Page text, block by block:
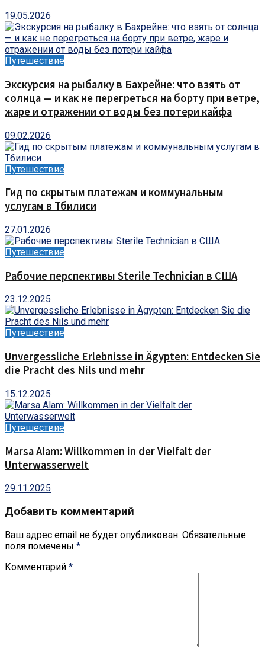
19.05.2026
Путешествие
Экскурсия на рыбалку в Бахрейне: что взять от
солнца — и как не перегреться на борту при ветре,
жаре и отражении от воды без потери кайфа
09.02.2026
Путешествие
Гид по скрытым платежам и коммунальным
услугам в Тбилиси
27.01.2026
Путешествие
Рабочие перспективы Sterile Technician в США
23.12.2025
Путешествие
Unvergessliche Erlebnisse in Ägypten: Entdecken Sie
die Pracht des Nils und mehr
15.12.2025
Путешествие
Marsa Alam: Willkommen in der Vielfalt der
Unterwasserwelt
29.11.2025
Добавить комментарий
Ваш адрес email не будет опубликован. Обязательные
поля помечены *
Комментарий *